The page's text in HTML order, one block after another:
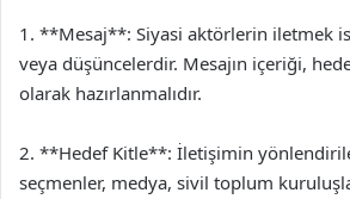
1. **Mesaj**: Siyasi aktörlerin iletmek
veya düşüncelerdir. Mesajın içeriği,
olarak hazırlanmalıdır.
2. **Hedef Kitle**: İletişimin
seçmenler, medya, sivil toplum